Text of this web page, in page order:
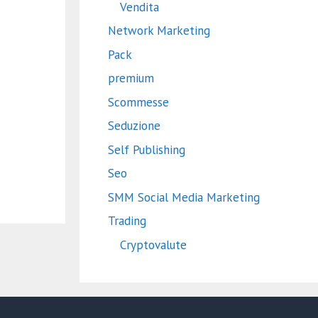
Vendita
Network Marketing
Pack
premium
Scommesse
Seduzione
Self Publishing
Seo
SMM Social Media Marketing
Trading
Cryptovalute